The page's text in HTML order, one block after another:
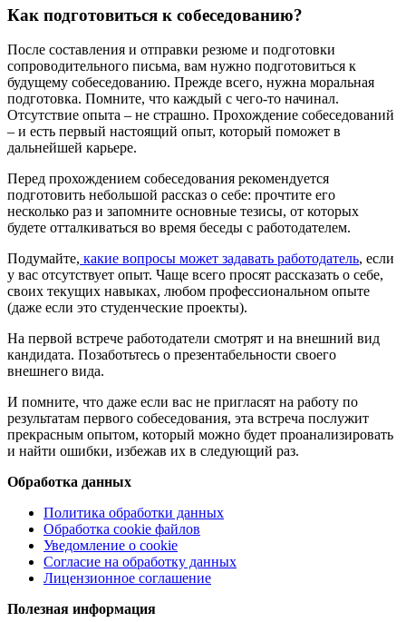
Как подготовиться к собеседованию?
После составления и отправки резюме и подготовки
сопроводительного письма, вам нужно подготовиться к
будущему собеседованию. Прежде всего, нужна моральная
подготовка. Помните, что каждый с чего-то начинал.
Отсутствие опыта – не страшно. Прохождение собеседований
– и есть первый настоящий опыт, который поможет в
дальнейшей карьере.
Перед прохождением собеседования рекомендуется
подготовить небольшой рассказ о себе: прочтите его
несколько раз и запомните основные тезисы, от которых
будете отталкиваться во время беседы с работодателем.
Подумайте, какие вопросы может задавать работодатель, если
у вас отсутствует опыт. Чаще всего просят рассказать о себе,
своих текущих навыках, любом профессиональном опыте
(даже если это студенческие проекты).
На первой встрече работодатели смотрят и на внешний вид
кандидата. Позаботьтесь о презентабельности своего
внешнего вида.
И помните, что даже если вас не пригласят на работу по
результатам первого собеседования, эта встреча послужит
прекрасным опытом, который можно будет проанализировать
и найти ошибки, избежав их в следующий раз.
Обработка данных
Политика обработки данных
Обработка cookie файлов
Уведомление о cookie
Согласие на обработку данных
Лицензионное соглашение
Полезная информация